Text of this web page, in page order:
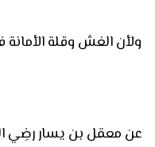
ولأن الغش وقلة الأمانة
عن معقل بن يسار رضِي